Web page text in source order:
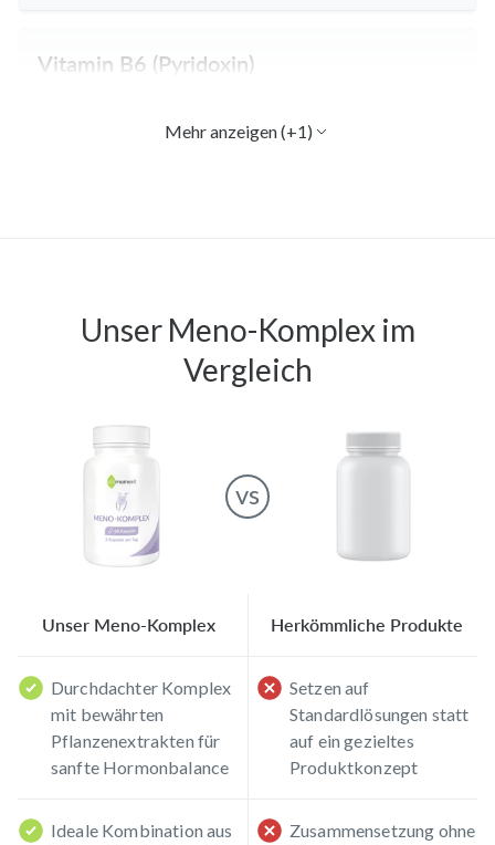
Vitamin B6 (Pyridoxin)
Vitamin B6, die im Körper in das aktive Coenzym
Mehr anzeigen (+1)
Unser Meno-Komplexim
Vergleich
vs
Unser Meno-Komplex Herkömmliche Produkte
Durchdachter Komplex
mit bewährten
Pflanzenextrakten für
sanfte Hormonbalance
Setzen auf
Standardlösungen statt
auf ein gezieltes
Produktkonzept
Ideale Kombination aus
Zusammensetzung ohne